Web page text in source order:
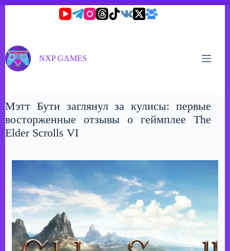
NXP GAMES
Мэтт Бути заглянул за кулисы: первые
восторженные отзывы о геймплее The
Elder Scrolls VI